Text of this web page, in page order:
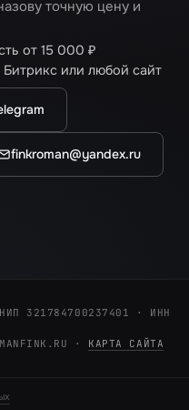
точную цену и
от 15 000 ₽
или любой сайт
finkroman@yandex.ru
321784700237401 · ИНН
· КАРТА САЙТА